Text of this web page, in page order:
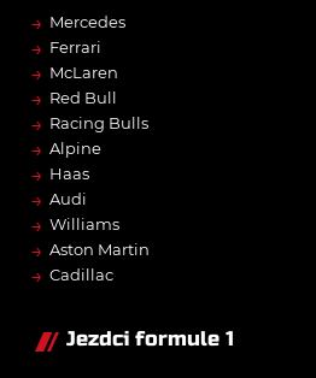
→ Mercedes
→ Ferrari
→ McLaren
→ Red Bull
→ Racing Bulls
→ Alpine
→ Haas
→ Audi
→ Williams
→ Aston Martin
→ Cadillac
Jezdci formule 1